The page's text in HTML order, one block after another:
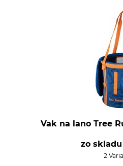
Vak na lano Tree
zo
2